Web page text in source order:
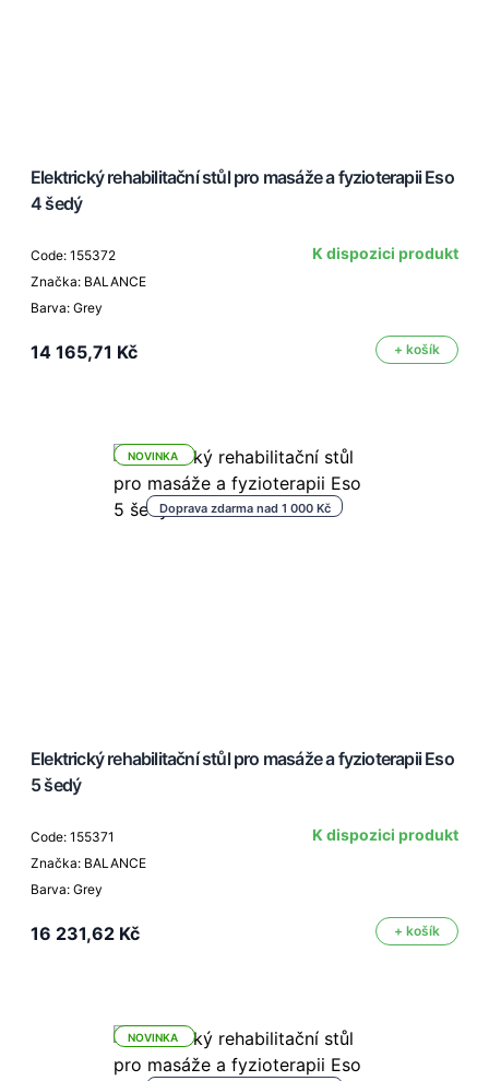
Elektrický rehabilitační stůl pro masáže a fyzioterapii Eso
4 šedý
Code: 155372
Značka: BALANCE
Barva: Grey
K dispozici produkt
14 165,71 Kč + košík
Doprava zdarma nad 1 000 Kč
NOVINKA
Elektrický rehabilitační stůl pro masáže a fyzioterapii Eso
5 šedý
Code: 155371
Značka: BALANCE
Barva: Grey
K dispozici produkt
16 231,62 Kč + košík
NOVINKA